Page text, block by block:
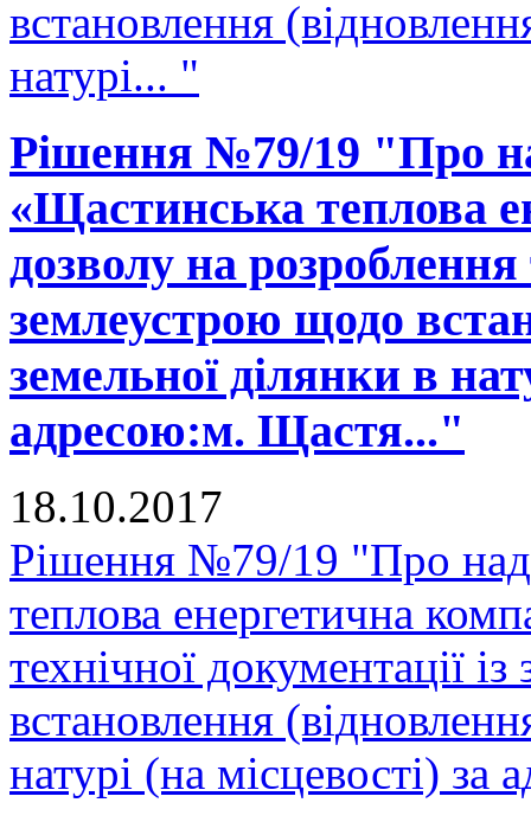
встановлення
натурі... "
Рішення №79/19 "Про
«Щастинська теплова
дозволу на розроблення
землеустрою щодо
земельної ділянки в
адресою:м. Щастя..."
18.10.2017
Рішення №79/19 "Про
теплова енергетична
технічної документації
встановлення
натурі (на місцевості)